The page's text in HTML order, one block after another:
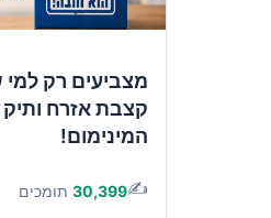
מצביעים רק
קצבת אזרח
המינימום!
✍️
30,399 תומכים